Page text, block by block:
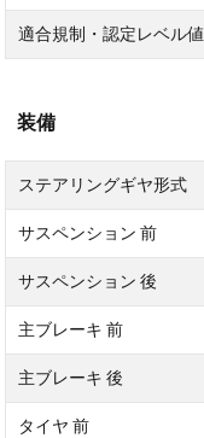
適合規制・認定レベル値
装備
ステアリングギヤ形式
サスペンション 前
サスペンション 後
主ブレーキ 前
主ブレーキ 後
タイヤ 前